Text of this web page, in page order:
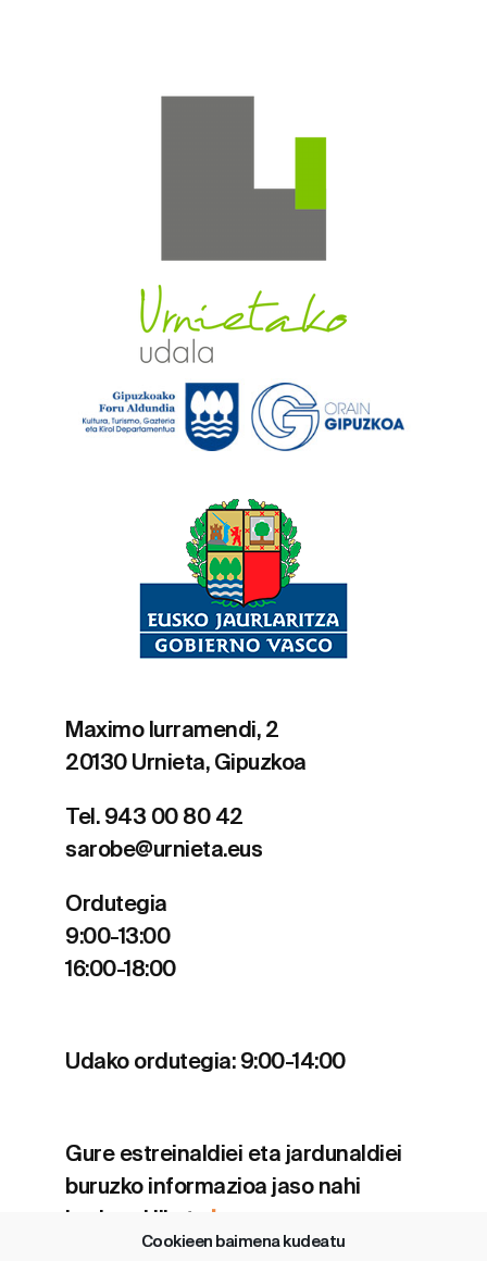
Cookieen baimena kudeatu
Maximo Iurramendi, 2
20130 Urnieta, Gipuzkoa
Tel. 943 00 80 42
sarobe@urnieta.eus
Ordutegia
9:00-13:00
16:00-18:00
Udako ordutegia: 9:00-14:00
Gure estreinaldiei eta jardunaldiei
buruzko informazioa jaso nahi